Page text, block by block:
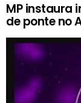
MP instaura
de ponte no